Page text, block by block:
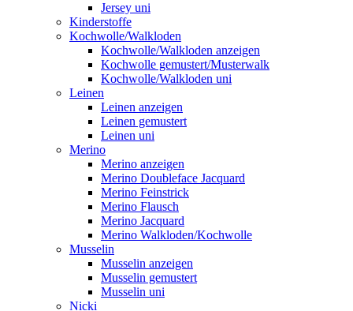
Jersey uni
Kinderstoffe
Kochwolle/Walkloden
Kochwolle/Walkloden anzeigen
Kochwolle gemustert/Musterwalk
Kochwolle/Walkloden uni
Leinen
Leinen anzeigen
Leinen gemustert
Leinen uni
Merino
Merino anzeigen
Merino Doubleface Jacquard
Merino Feinstrick
Merino Flausch
Merino Jacquard
Merino Walkloden/Kochwolle
Musselin
Musselin anzeigen
Musselin gemustert
Musselin uni
Nicki